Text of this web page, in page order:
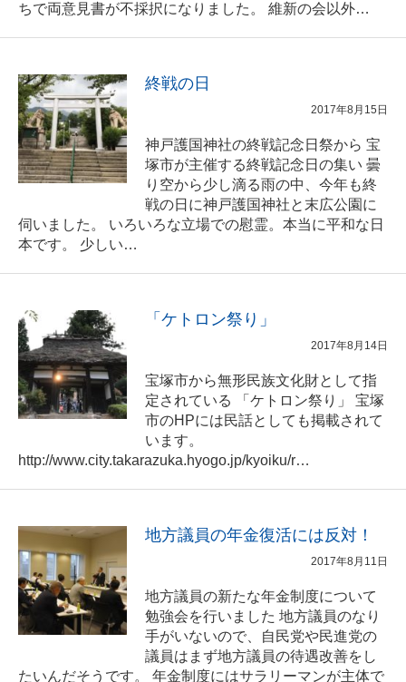
ちで両意見書が不採択になりました。 維新の会以外…
終戦の日
2017年8月15日
神戸護国神社の終戦記念日祭から 宝
塚市が主催する終戦記念日の集い 曇
り空から少し滴る雨の中、今年も終
戦の日に神戸護国神社と末広公園に
伺いました。 いろいろな立場での慰霊。本当に平和な日
本です。 少しい…
「ケトロン祭り」
2017年8月14日
宝塚市から無形民族文化財として指
定されている 「ケトロン祭り」 宝塚
市のHPには民話としても掲載されて
います。
http://www.city.takarazuka.hyogo.jp/kyoiku/r…
地方議員の年金復活には反対！
2017年8月11日
地方議員の新たな年金制度について
勉強会を行いました 地方議員のなり
手がいないので、自民党や民進党の
議員はまず地方議員の待遇改善をし
たいんだそうです。 年金制度にはサラリーマンが主体で